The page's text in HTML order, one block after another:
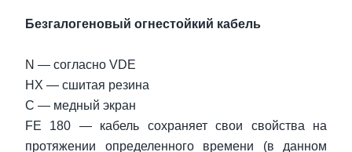
Безгалогеновый огнестойкий кабель
N — согласно VDE
HX — сшитая резина
C — медный экран
FE 180 — кабель сохраняет свои свойства на
протяжении определенного времени (в данном